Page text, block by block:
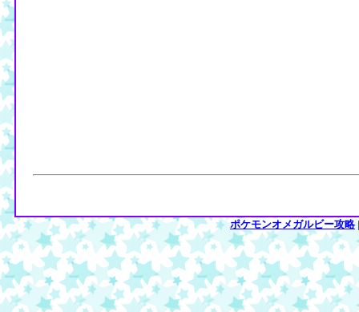
ポケモンオメガルビー攻略